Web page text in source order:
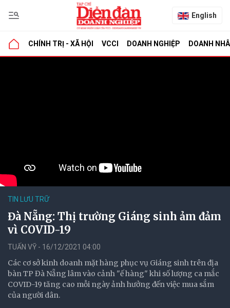
English
CHÍNH TRỊ - XÃ HỘI VCCI DOANH NGHIỆP DOANH
TIN LƯU TRỮ
Đà Nẵng: Thị trường Giáng sinh ảm đảm
vì COVID-19
TUẤN VỸ - 16/12/2021 04:00
Các cơ sở kinh doanh mặt hàng phục vụ Giáng sinh trên địa
bàn TP Đà Nẵng lâm vào cảnh "ế hàng" khi số lượng ca mắc
COVID-19 tăng cao mỗi ngày ảnh hưởng đến việc mua sắm
của người dân.